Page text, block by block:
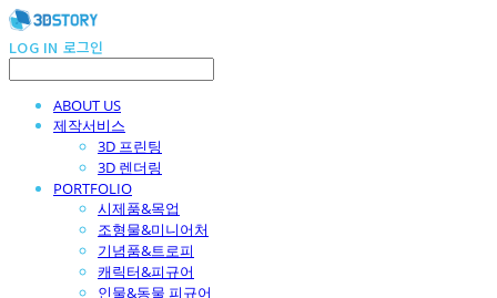
LOG IN 로그인
ABOUT US
제작서비스
3D 프린팅
3D 렌더링
PORTFOLIO
시제품&목업
조형물&미니어처
기념품&트로피
캐릭터&피규어
인물&동물 피규어